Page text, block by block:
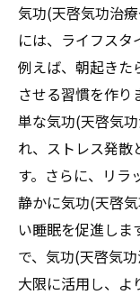
気功(天啓気功治
には、ライフスタ
例えば、朝起きた
させる習慣を作
単な気功(天啓気
れ、ストレス発散
す。さらに、リラ
静かに気功(天啓
い睡眠を促進しま
で、気功(天啓気
大限に活用し、よ